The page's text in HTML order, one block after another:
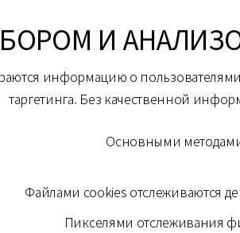
И
информацию о
таргетинга. Без качественной
Основными
Файлами cookies отслеживаются
Пикселями отслеживания